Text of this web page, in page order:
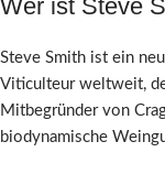
Wer ist Steve
Steve Smith ist ein
Viticulteur weltweit,
Mitbegründer von
biodynamische